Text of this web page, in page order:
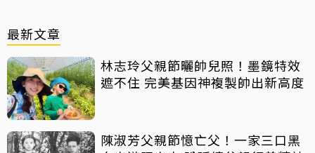
最新文章
林志玲父親節曬帥兒照！墨鏡特效
遮不住 完美基因神複製帥出新高度
陳淑芳父親節憶亡父！一家三口黑